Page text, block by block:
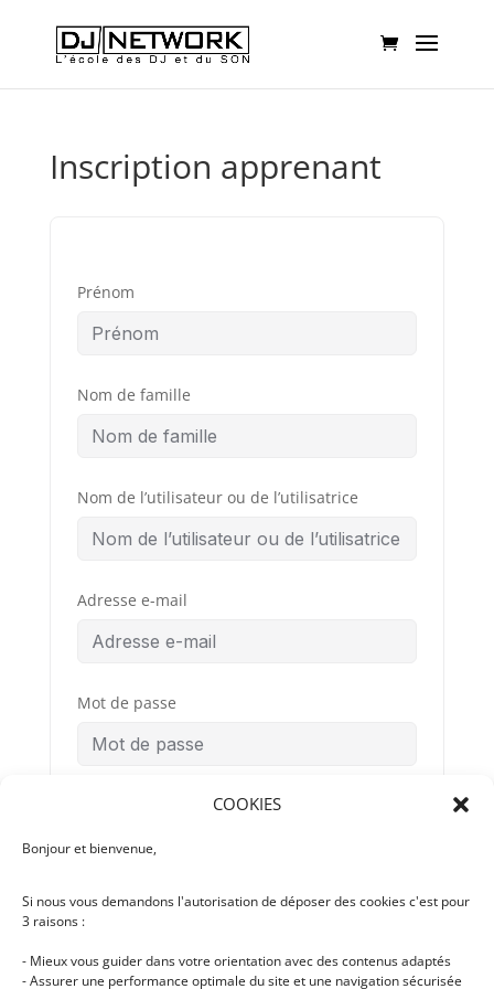
COOKIES
Bonjour et bienvenue,
Si nous vous demandons l'autorisation de déposer des cookies c'est pour
3 raisons :
- Mieux vous guider dans votre orientation avec des contenus adaptés
- Assurer une performance optimale du site et une navigation sécurisée
Inscription apprenant
Prénom
Nom de famille
Nom de l’utilisateur ou de l’utilisatrice
Adresse e-mail
Mot de passe
Confirmation du mot de passe
Conditions
d’Utilisation